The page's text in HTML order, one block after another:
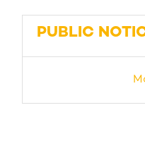
PUBLIC